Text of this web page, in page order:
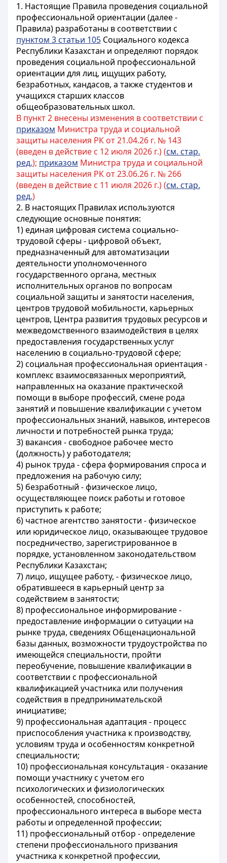
1. Настоящие Правила проведения социальной
профессиональной ориентации (далее -
Правила) разработаны в соответствии с
пунктом 3 статьи 105 Социального кодекса
Республики Казахстан и определяют порядок
проведения социальной профессиональной
ориентации для лиц, ищущих работу,
безработных, кандасов, а также студентов и
учащихся старших классов
общеобразовательных школ.
В пункт 2 внесены изменения в соответствии с
приказом Министра труда и социальной
защиты населения РК от 21.04.26 г. № 143
(введен в действие c 12 июля 2026 г.) (см. стар.
ред.); приказом Министра труда и социальной
защиты населения РК от 23.06.26 г. № 266
(введен в действие c 11 июля 2026 г.) (см. стар.
ред.)
2. В настоящих Правилах используются
следующие основные понятия:
1) единая цифровая система социально-
трудовой сферы - цифровой объект,
предназначенный для автоматизации
деятельности уполномоченного
государственного органа, местных
исполнительных органов по вопросам
социальной защиты и занятости населения,
центров трудовой мобильности, карьерных
центров, Центра развития трудовых ресурсов и
межведомственного взаимодействия в целях
предоставления государственных услуг
населению в социально-трудовой сфере;
2) социальная профессиональная ориентация -
комплекс взаимосвязанных мероприятий,
направленных на оказание практической
помощи в выборе профессий, смене рода
занятий и повышение квалификации с учетом
профессиональных знаний, навыков, интересов
личности и потребностей рынка труда;
3) вакансия - свободное рабочее место
(должность) у работодателя;
4) рынок труда - сфера формирования спроса и
предложения на рабочую силу;
5) безработный - физическое лицо,
осуществляющее поиск работы и готовое
приступить к работе;
6) частное агентство занятости - физическое
или юридическое лицо, оказывающее трудовое
посредничество, зарегистрированное в
порядке, установленном законодательством
Республики Казахстан;
7) лицо, ищущее работу, - физическое лицо,
обратившееся в карьерный центр за
содействием в занятости;
8) профессиональное информирование -
предоставление информации о ситуации на
рынке труда, сведениях Общенациональной
базы данных, возможности трудоустройства по
имеющейся специальности, пройти
переобучение, повышение квалификации в
соответствии с профессиональной
квалификацией участника или получения
содействия в предпринимательской
инициативе;
9) профессиональная адаптация - процесс
приспособления участника к производству,
условиям труда и особенностям конкретной
специальности;
10) профессиональная консультация - оказание
помощи участнику с учетом его
психологических и физиологических
особенностей, способностей,
профессионального интереса в выборе места
работы и определенной профессии;
11) профессиональный отбор - определение
степени профессионального призвания
участника к конкретной профессии,